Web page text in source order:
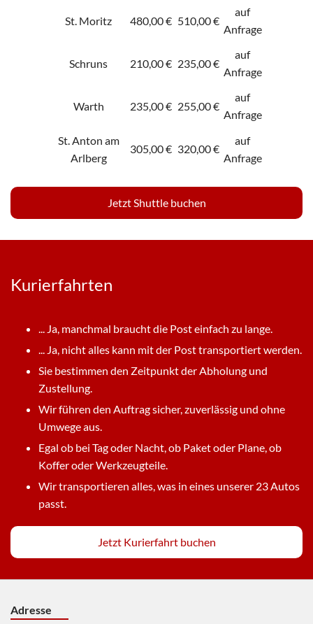
St. Moritz 480,00 € 510,00 €
auf
Anfrage
Schruns 210,00 € 235,00 €
auf
Anfrage
Warth 235,00 € 255,00 €
auf
Anfrage
St. Anton am
Arlberg
305,00 € 320,00 €
auf
Anfrage
Jetzt Shuttle buchen
Kurierfahrten
... Ja, manchmal braucht die Post einfach zu lange.
... Ja, nicht alles kann mit der Post transportiert werden.
Sie bestimmen den Zeitpunkt der Abholung und
Zustellung.
Wir führen den Auftrag sicher, zuverlässig und ohne
Umwege aus.
Egal ob bei Tag oder Nacht, ob Paket oder Plane, ob
Koffer oder Werkzeugteile.
Wir transportieren alles, was in eines unserer 23 Autos
passt.
Jetzt Kurierfahrt buchen
Adresse